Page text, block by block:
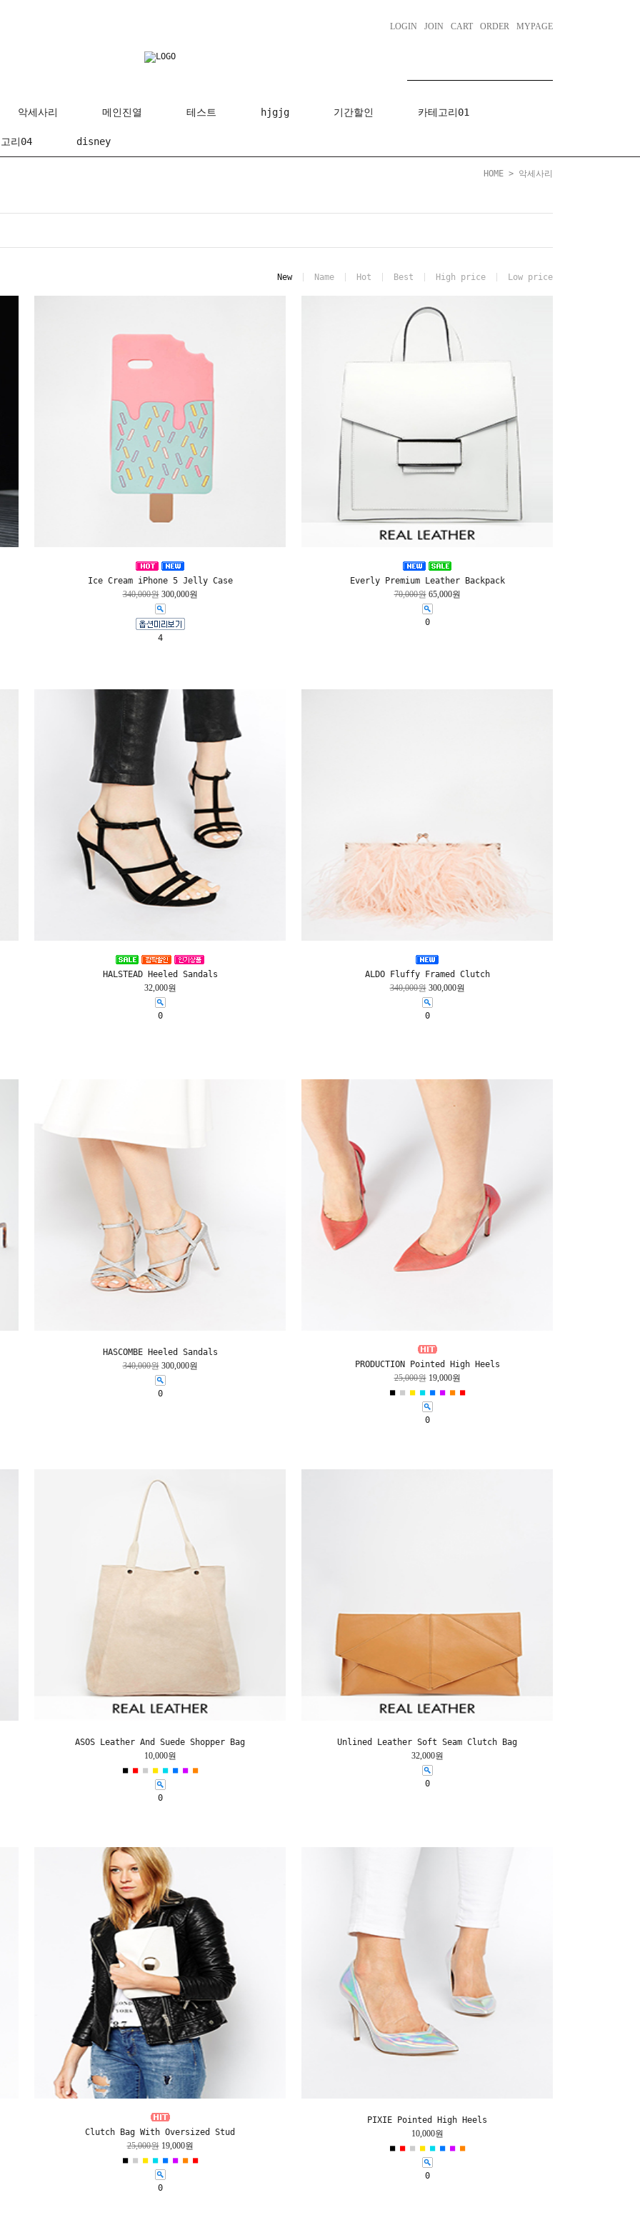
LOGIN JOIN CART ORDER MYPAGE
악세사리 메인진열 테스트 hjgjg 기간할인 카테고리01
리04 disney
HOME > 악세사리
New Name Hot Best High price Low price
Ice Cream iPhone 5 Jelly Case
340,000원 300,000원
4
Everly Premium Leather Backpack
70,000원 65,000원
0
HALSTEAD Heeled Sandals
32,000원
0
ALDO Fluffy Framed Clutch
340,000원 300,000원
0
HASCOMBE Heeled Sandals
340,000원 300,000원
0
PRODUCTION Pointed High Heels
25,000원 19,000원
■ ■ ■ ■ ■ ■ ■ ■
0
ASOS Leather And Suede Shopper Bag
10,000원
■ ■ ■ ■ ■ ■ ■ ■
0
Unlined Leather Soft Seam Clutch Bag
32,000원
0
Clutch Bag With Oversized Stud
25,000원 19,000원
■ ■ ■ ■ ■ ■ ■ ■
0
PIXIE Pointed High Heels
10,000원
■ ■ ■ ■ ■ ■ ■ ■
0